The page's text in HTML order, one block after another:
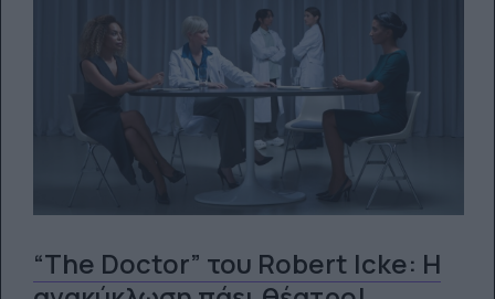
“The Doctor” του Robert Icke: Η